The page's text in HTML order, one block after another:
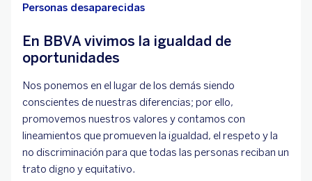
Personas desaparecidas
En BBVA vivimos la igualdad de
oportunidades
Nos ponemos en el lugar de los demás siendo
conscientes de nuestras diferencias; por ello,
promovemos nuestros valores y contamos con
lineamientos que promueven la igualdad, el respeto y la
no discriminación para que todas las personas reciban un
trato digno y equitativo.